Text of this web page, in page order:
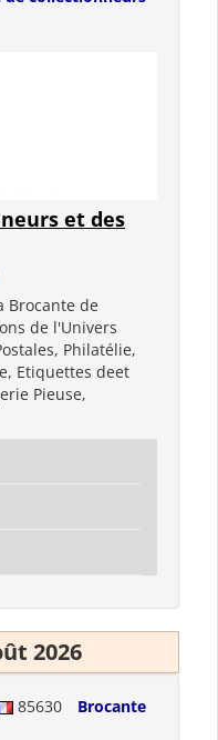
et des
Brocante de
de l'Univers
Philatélie,
Etiquettes deet
Pieuse,
2026
85630
Brocante